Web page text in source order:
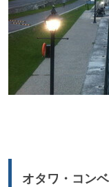
オタワ・コン